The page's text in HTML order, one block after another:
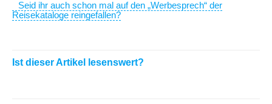
Seid ihr auch schon mal auf den „Werbesprech“ der
Reisekataloge reingefallen?
Ist dieser Artikel lesenswert?